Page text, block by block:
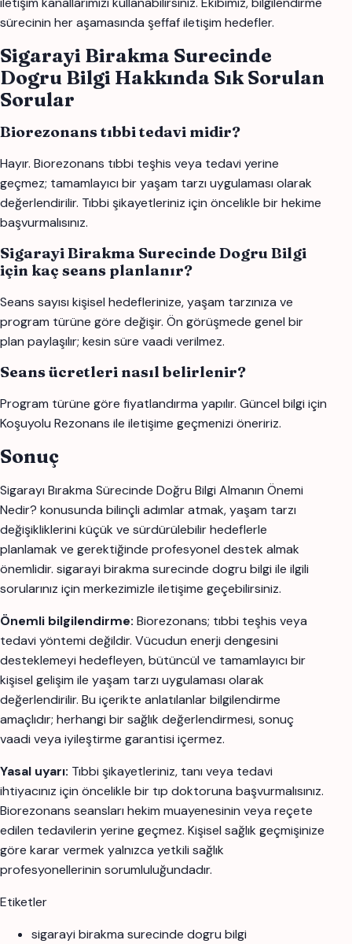
sürecinin her aşamasında şeffaf iletişim hedefler.
Sigarayi Birakma Surecinde
Dogru Bilgi Hakkında Sık Sorulan
Sorular
Biorezonans tıbbi tedavi midir?
Hayır. Biorezonans tıbbi teşhis veya tedavi yerine
geçmez; tamamlayıcı bir yaşam tarzı uygulaması olarak
değerlendirilir. Tıbbi şikayetleriniz için öncelikle bir hekime
başvurmalısınız.
Sigarayi Birakma Surecinde Dogru Bilgi
için kaç seans planlanır?
Seans sayısı kişisel hedeflerinize, yaşam tarzınıza ve
program türüne göre değişir. Ön görüşmede genel bir
plan paylaşılır; kesin süre vaadi verilmez.
Seans ücretleri nasıl belirlenir?
Program türüne göre fiyatlandırma yapılır. Güncel bilgi için
Koşuyolu Rezonans ile iletişime geçmenizi öneririz.
Sonuç
Sigarayı Bırakma Sürecinde Doğru Bilgi Almanın Önemi
Nedir? konusunda bilinçli adımlar atmak, yaşam tarzı
değişikliklerini küçük ve sürdürülebilir hedeflerle
planlamak ve gerektiğinde profesyonel destek almak
önemlidir. sigarayi birakma surecinde dogru bilgi ile ilgili
sorularınız için merkezimizle iletişime geçebilirsiniz.
Önemli bilgilendirme: Biorezonans; tıbbi teşhis veya
tedavi yöntemi değildir. Vücudun enerji dengesini
desteklemeyi hedefleyen, bütüncül ve tamamlayıcı bir
kişisel gelişim ile yaşam tarzı uygulaması olarak
değerlendirilir. Bu içerikte anlatılanlar bilgilendirme
amaçlıdır; herhangi bir sağlık değerlendirmesi, sonuç
vaadi veya iyileştirme garantisi içermez.
Yasal uyarı: Tıbbi şikayetleriniz, tanı veya tedavi
ihtiyacınız için öncelikle bir tıp doktoruna başvurmalısınız.
Biorezonans seansları hekim muayenesinin veya reçete
edilen tedavilerin yerine geçmez. Kişisel sağlık geçmişinize
göre karar vermek yalnızca yetkili sağlık
profesyonellerinin sorumluluğundadır.
Etiketler
sigarayi birakma surecinde dogru bilgi